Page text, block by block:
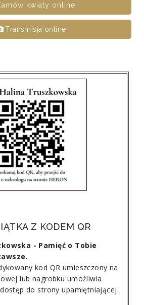
kwiaty online
Transmisja online
Z KODEM QR
- Pamięć o Tobie
kod QR umieszczony na
lub nagrobku umożliwia
do strony upamiętniającej.